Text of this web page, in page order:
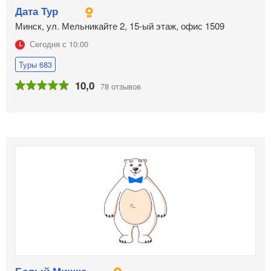
Дата Тур
Минск, ул. Мельникайте 2, 15-ый этаж, офис 1509
Сегодня с 10:00
Туры 683
10,0 78 отзывов